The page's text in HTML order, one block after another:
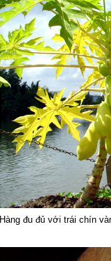
Hàng đu đủ với trái chín